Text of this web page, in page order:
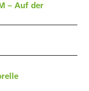
– Auf der